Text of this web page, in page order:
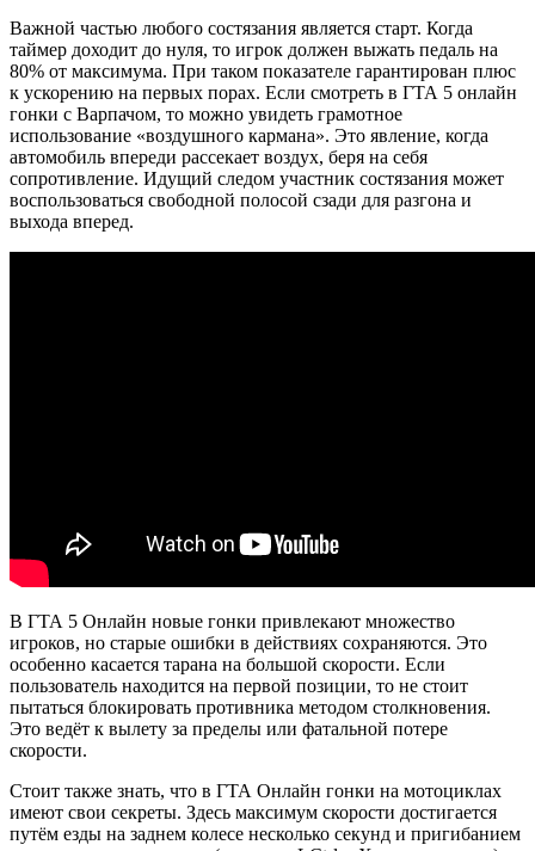
Важной частью любого состязания является старт. Когда
таймер доходит до нуля, то игрок должен выжать педаль на
80% от максимума. При таком показателе гарантирован плюс
к ускорению на первых порах. Если смотреть в ГТА 5 онлайн
гонки с Варпачом, то можно увидеть грамотное
использование «воздушного кармана». Это явление, когда
автомобиль впереди рассекает воздух, беря на себя
сопротивление. Идущий следом участник состязания может
воспользоваться свободной полосой сзади для разгона и
выхода вперед.
В ГТА 5 Онлайн новые гонки привлекают множество
игроков, но старые ошибки в действиях сохраняются. Это
особенно касается тарана на большой скорости. Если
пользователь находится на первой позиции, то не стоит
пытаться блокировать противника методом столкновения.
Это ведёт к вылету за пределы или фатальной потере
скорости.
Стоит также знать, что в ГТА Онлайн гонки на мотоциклах
имеют свои секреты. Здесь максимум скорости достигается
путём езды на заднем колесе несколько секунд и пригибанием